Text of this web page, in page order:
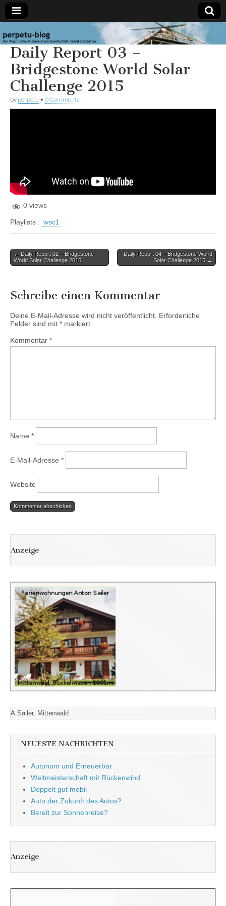
perpetu-
blog
Der Weg in
eine
klimaneutrale
Gesellschaft
nimmt
Gestalt an
Daily Report 03 –
Bridgestone World Solar
Challenge 2015
by perpetu • 0 Comments
0 views
Playlists : wsc1
Post
navigation
← Daily Report 02 – Bridgestone
World Solar Challenge 2015
Daily Report 04 – Bridgestone World
Solar Challenge 2015 →
Schreibe einen Kommentar
Deine E-Mail-Adresse wird nicht veröffentlicht. Erforderliche
Felder sind mit * markiert
Kommentar *
Name *
E-Mail-Adresse *
Website
Anzeige
A.Sailer, Mittenwald
NEUESTE NACHRICHTEN
Autonom und Erneuerbar
Weltmeisterschaft mit Rückenwind
Doppelt gut mobil
Auto der Zukunft des Autos?
Bereit zur Sonnenreise?
Anzeige